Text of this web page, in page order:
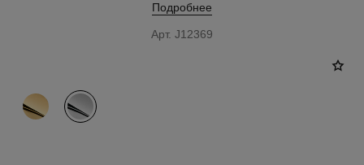
Подробнее
Арт. J12369
вариант (2)